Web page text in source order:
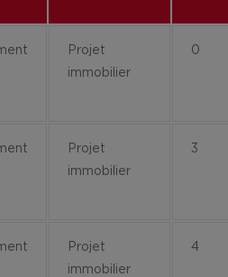
Projet
immobilier
0
Projet
immobilier
3
Projet
immobilier
4